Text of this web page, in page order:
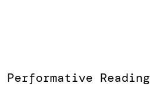
Performative Reading